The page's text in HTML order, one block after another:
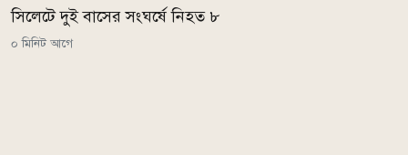
সিলেটে দুই বাসের সংঘর্ষে নিহত ৮
০ মিনিট আগে